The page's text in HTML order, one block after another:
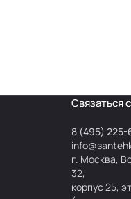
Связаться
8 (495) 225-
г. Москва,
32,
корпус 25,